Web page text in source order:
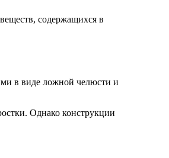
содержащихся в
в виде ложной челюсти и
Однако конструкции